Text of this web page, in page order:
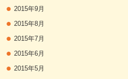
2015年9月
2015年8月
2015年7月
2015年6月
2015年5月